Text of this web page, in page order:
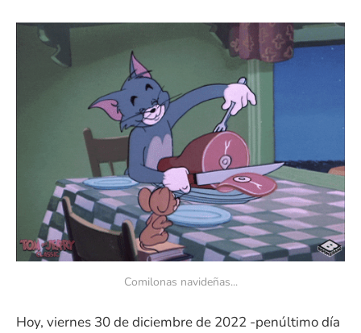
Comilonas navideñas...
Hoy, viernes 30 de diciembre de 2022 -penúltimo día